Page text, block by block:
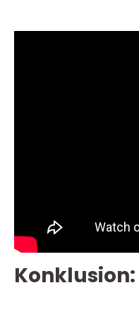
Konklusion: